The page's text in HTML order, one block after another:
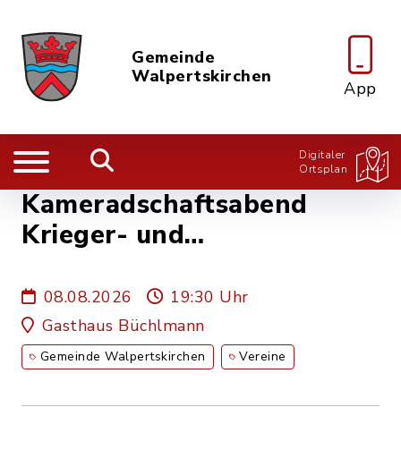
Gemeinde
Walpertskirchen
App
Digitaler
Ortsplan
Kameradschaftsabend
Krieger- und
08.08.2026
19:30 Uhr
Gasthaus Büchlmann
Gemeinde Walpertskirchen Vereine